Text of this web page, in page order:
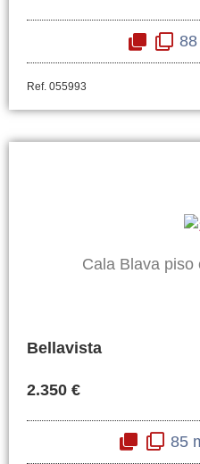
88
Ref. 055993
Cala Blava piso
Bellavista
2.350 €
85